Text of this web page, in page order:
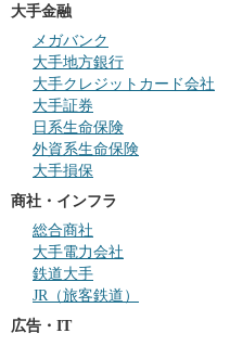
大手金融
メガバンク
大手地方銀行
大手クレジットカード会社
大手証券
日系生命保険
外資系生命保険
大手損保
商社・インフラ
総合商社
大手電力会社
鉄道大手
JR（旅客鉄道）
広告・IT